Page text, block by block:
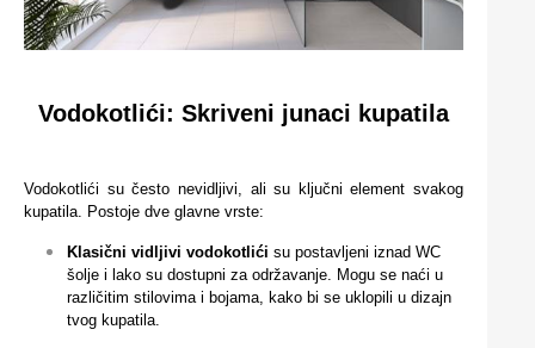
Vodokotlići: Skriveni junaci kupatila
Vodokotlići su često nevidljivi, ali su ključni element svakog
kupatila. Postoje dve glavne vrste:
Klasični vidljivi vodokotlići su postavljeni iznad WC
šolje i lako su dostupni za održavanje. Mogu se naći u
različitim stilovima i bojama, kako bi se uklopili u dizajn
tvog kupatila.